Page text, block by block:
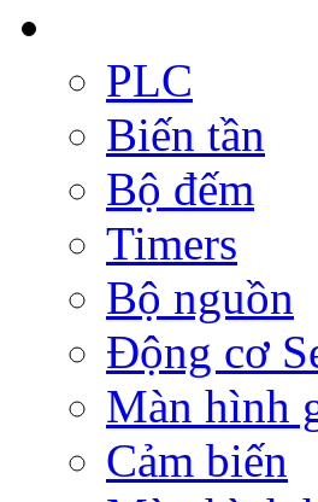
PLC
Biến tần
Bộ đếm
Timers
Bộ nguồn
Động cơ
Màn hình
Cảm biến